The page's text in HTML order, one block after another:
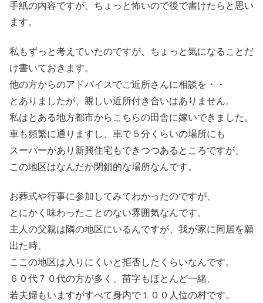
手紙の内容ですが、ちょっと怖いので後で書けたらと思い
ます。
私もずっと考えていたのですが、ちょっと気になることだ
け書いておきます。
他の方からのアドバイスでご近所さんに相談を・・
とありましたが、親しい近所付き合いはありません。
私はとある地方都市からこちらの田舎に嫁いできました。
車も頻繁に通りますし、車で５分くらいの場所にも
スーパーがあり新興住宅もできつつあるところですが、
この地区はなんだか閉鎖的な場所なんです。
お葬式や行事に参加してみてわかったのですが、
とにかく味わったことのない雰囲気なんです。
主人の父親は隣の地区にいるんですが、我が家に同居を願
出た時、
ここの地区は入りにくいと拒否したくらいなんです。
６０代７０代の方が多く、苗字もほとんど一緒、
若夫婦もいますがすべて身内で１００人位の村です。